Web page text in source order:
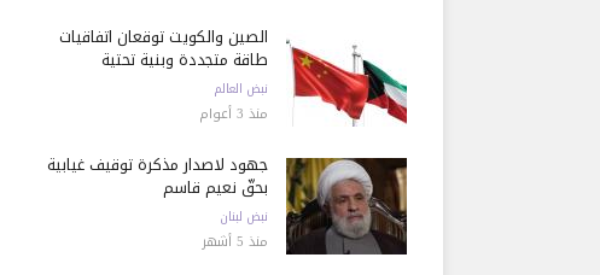
الصين والكويت توقعان اتفاقيات
طاقة متجددة وبنية تحتية
نبض العالم
منذ 3 أعوام
جهود لاصدار مذكرة توقيف غيابية
بحقّ نعيم قاسم
نبض لبنان
منذ 5 أشهر